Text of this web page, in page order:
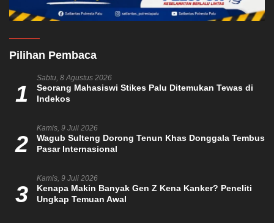
Pilihan Pembaca
1
Sabtu, 8 Agustus 2026
Seorang Mahasiswi Stikes Palu Ditemukan Tewas di
Indekos
2
Kamis, 9 Juli 2026
Wagub Sulteng Dorong Tenun Khas Donggala Tembus
Pasar Internasional
3
Kamis, 9 Juli 2026
Kenapa Makin Banyak Gen Z Kena Kanker? Peneliti
Ungkap Temuan Awal